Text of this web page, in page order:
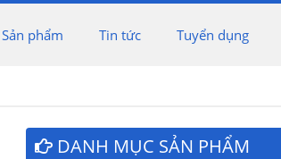
Sản phẩm Tin tức Tuyển dụng
DANH MỤC SẢN PHẨM